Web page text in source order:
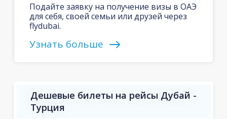
Подайте заявку на получение визы в ОАЭ
для себя, своей семьи или друзей через
flydubai.
Узнать больше
Дешевые билеты на рейсы Дубай -
Турция